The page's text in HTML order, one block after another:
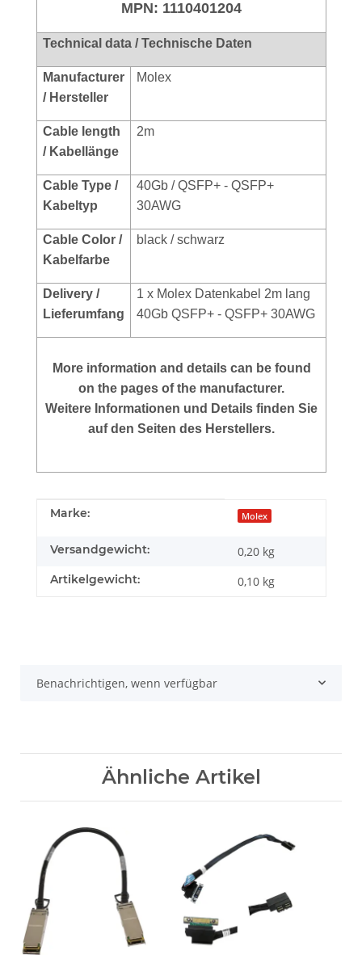
MPN: 1110401204
Technical data / Technische Daten
Manufacturer
/ Hersteller
Molex
Cable length
/ Kabellänge
2m
Cable Type /
Kabeltyp
40Gb / QSFP+ - QSFP+
30AWG
Cable Color /
Kabelfarbe
black / schwarz
Delivery /
Lieferumfang
1 x Molex Datenkabel 2m lang
40Gb QSFP+ - QSFP+ 30AWG
Moreinformation and details can be found
on the pages of the manufacturer.
Weitere Informationen und Details finden Sie
auf den Seiten des Herstellers.
Produkteigenschaft
Wert
Marke: Molex
Versandgewicht: 0,20 kg
Artikelgewicht: 0,10 kg
Benachrichtigen, wenn verfügbar
Ähnliche Artikel